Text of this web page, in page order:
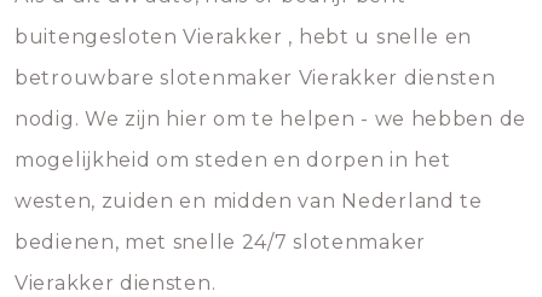
buitengesloten Vierakker , hebt u snelle en
betrouwbare slotenmaker Vierakker diensten
nodig. We zijn hier om te helpen - we hebben de
mogelijkheid om steden en dorpen in het
westen, zuiden en midden van Nederland te
bedienen, met snelle 24/7 slotenmaker
Vierakker diensten.